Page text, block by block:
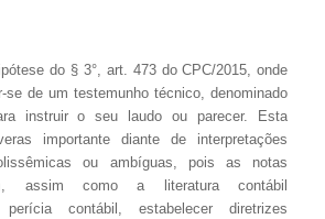
do § 3°, art. 473 do CPC/2015, onde
se de um testemunho técnico, denominado
instruir o seu laudo ou parecer. Esta
importante diante de interpretações
ou ambíguas, pois as notas
assim como a literatura contábil
contábil, estabelecer diretrizes